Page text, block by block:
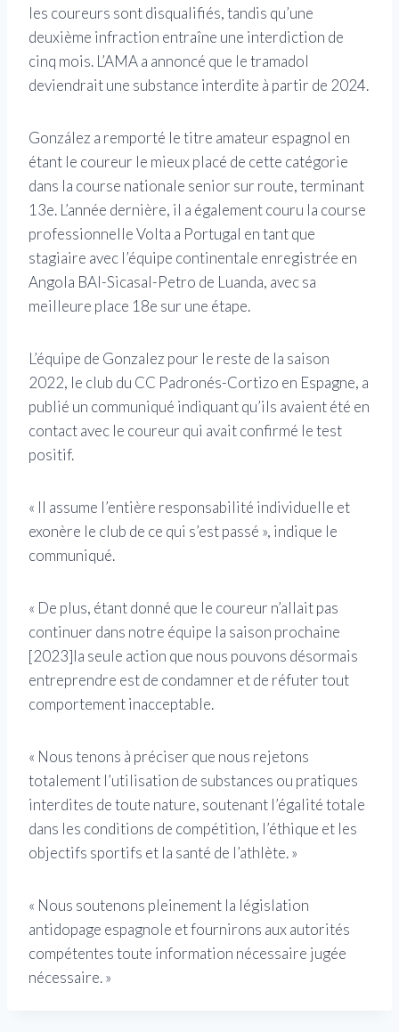
les coureurs sont disqualifiés, tandis qu’une
deuxième infraction entraîne une interdiction de
cinq mois. L’AMA a annoncé que le tramadol
deviendrait une substance interdite à partir de 2024.
González a remporté le titre amateur espagnol en
étant le coureur le mieux placé de cette catégorie
dans la course nationale senior sur route, terminant
13e. L’année dernière, il a également couru la course
professionnelle Volta a Portugal en tant que
stagiaire avec l’équipe continentale enregistrée en
Angola BAI-Sicasal-Petro de Luanda, avec sa
meilleure place 18e sur une étape.
L’équipe de Gonzalez pour le reste de la saison
2022, le club du CC Padronés-Cortizo en Espagne, a
publié un communiqué indiquant qu’ils avaient été en
contact avec le coureur qui avait confirmé le test
positif.
« Il assume l’entière responsabilité individuelle et
exonère le club de ce qui s’est passé », indique le
communiqué.
« De plus, étant donné que le coureur n’allait pas
continuer dans notre équipe la saison prochaine
[2023]la seule action que nous pouvons désormais
entreprendre est de condamner et de réfuter tout
comportement inacceptable.
« Nous tenons à préciser que nous rejetons
totalement l’utilisation de substances ou pratiques
interdites de toute nature, soutenant l’égalité totale
dans les conditions de compétition, l’éthique et les
objectifs sportifs et la santé de l’athlète. »
« Nous soutenons pleinement la législation
antidopage espagnole et fournirons aux autorités
compétentes toute information nécessaire jugée
nécessaire. »